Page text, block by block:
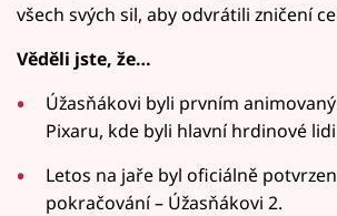
všech svých sil, aby odvrátili zničení
Věděli jste, že…
Úžasňákovi byli prvním
Pixaru, kde byli hlavní hrdinové
Letos na jaře byl oficiálně
pokračování – Úžasňákovi 2.